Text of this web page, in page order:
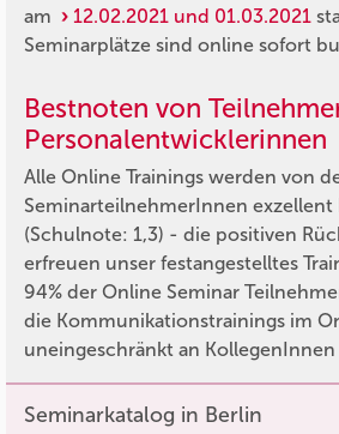
am
12.02.2021 und 01.03.2021
Seminarplätze sind online sofort
Bestnoten von
Personalentwicklerinnen
Alle Online Trainings werden von
SeminarteilnehmerInnen
(Schulnote: 1,3) - die positiven
erfreuen unser festangestelltes
94% der Online Seminar
die Kommunikationstrainings im
uneingeschränkt an
Seminarkatalog in Berlin